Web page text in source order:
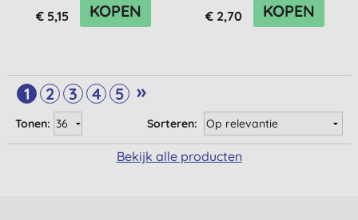
€ 5,15 KOPEN € 2,70 KOPEN
1 2 3 4 5 »
Sorteren:
Tonen:
Bekijk alle producten